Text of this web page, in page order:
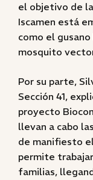
el objetivo de
Iscamen está
como el
mosquito
Por su parte,
Sección 41,
proyecto
llevan a cabo
de manifiesto
permite
familias,